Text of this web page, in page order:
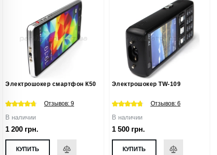
Электрошокер смартфон К50
Отзывов: 9
В наличии
1 200 грн.
КУПИТЬ
Электрошокер TW-109
Отзывов: 6
В наличии
1 500 грн.
КУПИТЬ